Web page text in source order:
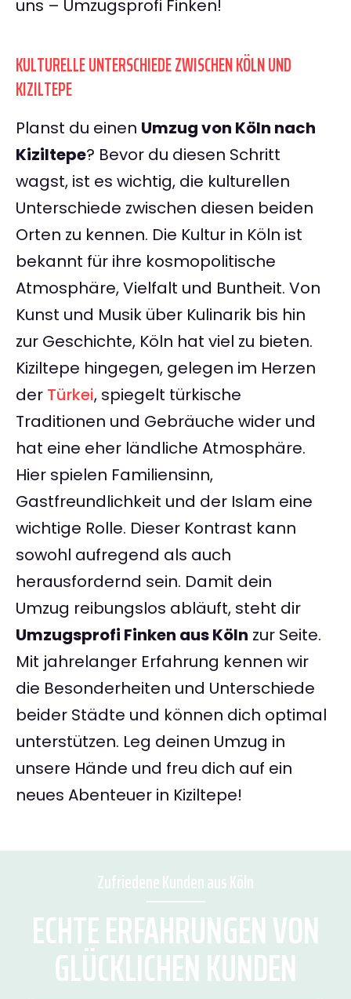
uns – Umzugsprofi Finken!
KULTURELLE UNTERSCHIEDE ZWISCHEN KÖLN UND
KIZILTEPE
Planst du einen Umzug von Köln nach
Kiziltepe? Bevor du diesen Schritt
wagst, ist es wichtig, die kulturellen
Unterschiede zwischen diesen beiden
Orten zu kennen. Die Kultur in Köln ist
bekannt für ihre kosmopolitische
Atmosphäre, Vielfalt und Buntheit. Von
Kunst und Musik über Kulinarik bis hin
zur Geschichte, Köln hat viel zu bieten.
Kiziltepe hingegen, gelegen im Herzen
der Türkei, spiegelt türkische
Traditionen und Gebräuche wider und
hat eine eher ländliche Atmosphäre.
Hier spielen Familiensinn,
Gastfreundlichkeit und der Islam eine
wichtige Rolle. Dieser Kontrast kann
sowohl aufregend als auch
herausfordernd sein. Damit dein
Umzug reibungslos abläuft, steht dir
Umzugsprofi Finken aus Köln zur Seite.
Mit jahrelanger Erfahrung kennen wir
die Besonderheiten und Unterschiede
beider Städte und können dich optimal
unterstützen. Leg deinen Umzug in
unsere Hände und freu dich auf ein
neues Abenteuer in Kiziltepe!
Zufriedene Kunden aus Köln
ECHTE ERFAHRUNGEN VON
GLÜCKLICHEN KUNDEN